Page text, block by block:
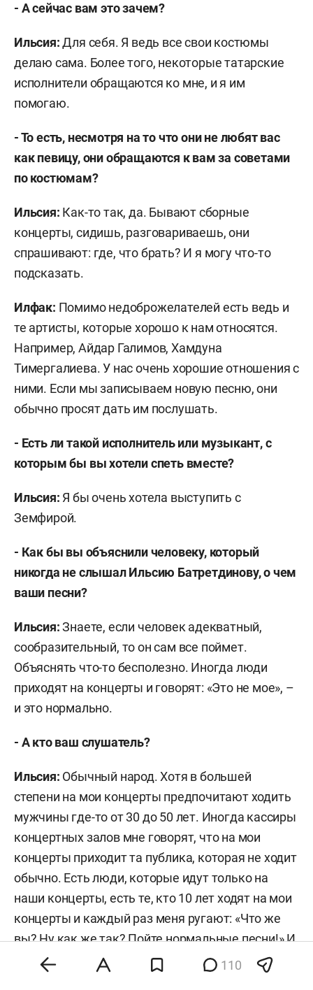
- А сейчас вам это зачем?
Ильсия:Для себя. Я ведь все свои костюмы
делаю сама. Более того, некоторые татарские
исполнители обращаются ко мне, и я им
помогаю.
- То есть, несмотря на то что они не любят вас
как певицу, они обращаются к вам за советами
по костюмам?
Ильсия: Как-то так, да. Бывают сборные
концерты, сидишь, разговариваешь, они
спрашивают: где, что брать? И я могу что-то
подсказать.
Илфак: Помимо недоброжелателей есть ведь и
те артисты, которые хорошо к нам относятся.
Например, Айдар Галимов, Хамдуна
Тимергалиева. У нас очень хорошие отношения с
ними. Если мы записываем новую песню, они
обычно просят дать им послушать.
- Есть ли такой исполнитель или музыкант, с
которым бы вы хотели спеть вместе?
Ильсия: Я бы очень хотела выступить с
Земфирой.
- Как бы вы объяснили человеку, который
никогда не слышал Ильсию Батретдинову, о чем
ваши песни?
Ильсия:Знаете, если человек адекватный,
сообразительный, то он сам все поймет.
Объяснять что-то бесполезно. Иногда люди
приходят на концерты и говорят: «Это не мое», –
и это нормально.
- А кто ваш слушатель?
Ильсия: Обычный народ. Хотя в большей
степени на мои концерты предпочитают ходить
мужчины где-то от 30 до 50 лет. Иногда кассиры
концертных залов мне говорят, что на мои
концерты приходит та публика, которая не ходит
обычно. Есть люди, которые идут только на
наши концерты, есть те, кто 10 лет ходят на мои
концерты и каждый раз меня ругают: «Что же
вы? Ну как же так? Пойте нормальные песни!» И
так каждый год.
110